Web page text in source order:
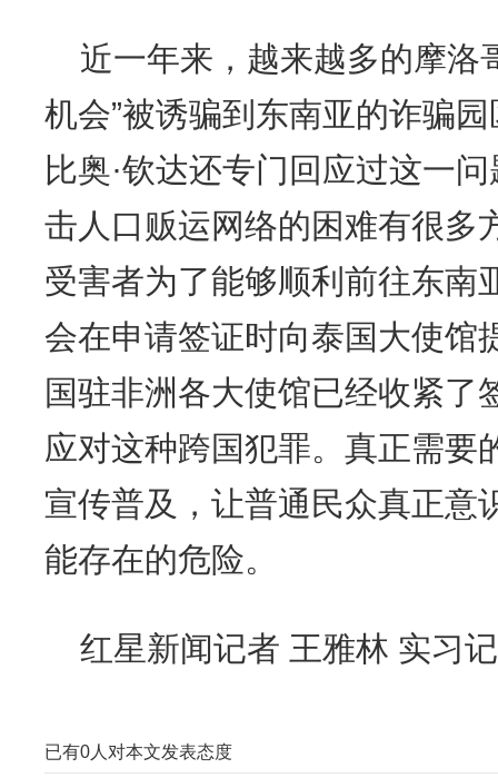
近一年来，越来越多的摩洛
机会”被诱骗到东南亚的诈骗
比奥·钦达还专门回应过这一
击人口贩运网络的困难有很多
受害者为了能够顺利前往东南
会在申请签证时向泰国大使馆
国驻非洲各大使馆已经收紧了
应对这种跨国犯罪。真正需要
宣传普及，让普通民众真正意
能存在的危险。
红星新闻记者 王雅林 实习
已有0 人对本文发表态度